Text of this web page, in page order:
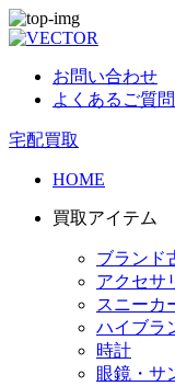
お問い合わせ
よくあるご質問
宅配買取
HOME
買取アイテム
ブランド
アクセサ
スニーカ
ハイブラ
時計
眼鏡・サ